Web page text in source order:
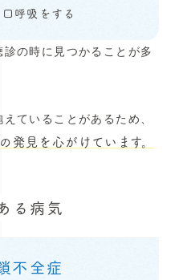
呼吸をする
の時に見つかることが多
ていることがあるため、
発見を心がけています。
る病気
不全症